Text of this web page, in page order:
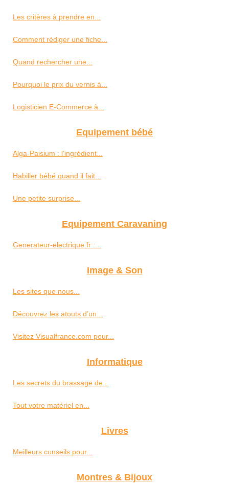
Les critères à prendre en...
Comment rédiger une fiche...
Quand rechercher une...
Pourquoi le prix du vernis à...
Logisticien E-Commerce à...
Equipement bébé
Alga-Paisium : l'ingrédient...
Habiller bébé quand il fait...
Une petite surprise...
Equipement Caravaning
Generateur-electrique.fr :...
Image & Son
Les sites que nous...
Découvrez les atouts d’un...
Visitez Visualfrance.com pour...
Informatique
Les secrets du brassage de...
Tout votre matériel en...
Livres
Meilleurs conseils pour...
Montres & Bijoux